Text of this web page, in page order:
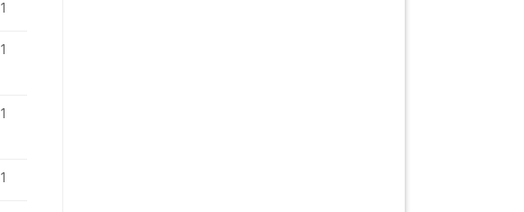
1
1
1
1